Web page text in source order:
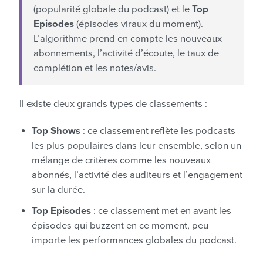
(popularité globale du podcast) et le Top
Episodes (épisodes viraux du moment).
L’algorithme prend en compte les nouveaux
abonnements, l’activité d’écoute, le taux de
complétion et les notes/avis.
Il existe deux grands types de classements :
Top Shows : ce classement reflète les podcasts
les plus populaires dans leur ensemble, selon un
mélange de critères comme les nouveaux
abonnés, l’activité des auditeurs et l’engagement
sur la durée.
Top Episodes : ce classement met en avant les
épisodes qui buzzent en ce moment, peu
importe les performances globales du podcast.